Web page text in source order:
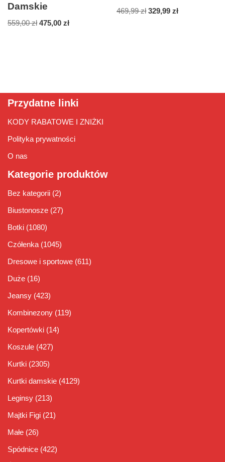
Damskie
559,00zł 475,00 zł
469,99zł 329,99zł
Przydatne linki
KODY RABATOWE I ZNIŻKI
Polityka prywatności
O nas
Kategorie produktów
Bez kategorii (2)
Biustonosze (27)
Botki (1080)
Czółenka (1045)
Dresowe i sportowe (611)
Duże (16)
Jeansy (423)
Kombinezony (119)
Kopertówki (14)
Koszule (427)
Kurtki (2305)
Kurtki damskie (4129)
Leginsy (213)
Majtki Figi (21)
Małe (26)
Spódnice (422)